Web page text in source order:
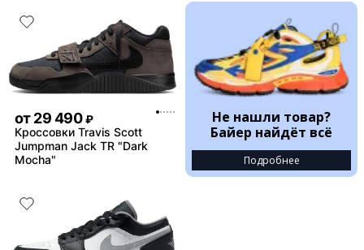
от29 490 ₽
Кроссовки Travis Scott
Jumpman Jack TR "Dark
Mocha"
Не нашли товар?
Байер найдёт всё
Подробнее